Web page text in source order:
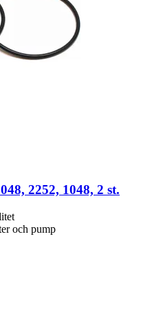
2252, 1048, 2 st.
och pump